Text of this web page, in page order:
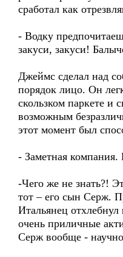
сработал как
- Водку
закуси, закуси!
Джеймс сделал над
порядок лицо. Он
скользком паркете и
возможным
этот момент был
- Заметная компания.
-Чего же не знать?!
тот – его сын Серж.
Итальянец
очень приличные
Серж вообще -